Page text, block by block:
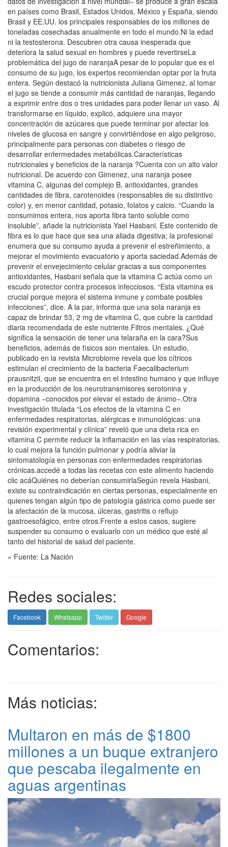
en países como Brasil, Estados Unidos, México y España, siendo
Brasil y EE.UU. los principales responsables de los millones de
toneladas cosechadas anualmente en todo el mundo.Ni la edad
ni la testosterona. Descubren otra causa inesperada que
deteriora la salud sexual en hombres y puede revertirseLa
problemática del jugo de naranjaA pesar de lo popular que es el
consumo de su jugo, los expertos recomiendan optar por la fruta
entera. Según destacó la nutricionista Juliana Gimenez, al tomar
el jugo se tiende a consumir más cantidad de naranjas, llegando
a exprimir entre dos o tres unidades para poder llenar un vaso. Al
transformarse en líquido, explicó, adquiere una mayor
concentración de azúcares que puede terminar por afectar los
niveles de glucosa en sangre y convirtiéndose en algo peligroso,
principalmente para personas con diabetes o riesgo de
desarrollar enfermedades metabólicas.Características
nutricionales y beneficios de la naranja ?Cuenta con un alto valor
nutricional. De acuerdo con Gimenez, una naranja posee
vitamina C, algunas del complejo B, antioxidantes, grandes
cantidades de fibra, carotenoides (responsables de su distintivo
color) y, en menor cantidad, potasio, folatos y calcio. “Cuando la
consumimos entera, nos aporta fibra tanto soluble como
insoluble”, añade la nutricionista Yael Hasbani. Este contenido de
fibra es lo que hace que sea una aliada digestiva; la profesional
enumera que su consumo ayuda a prevenir el estreñimiento, a
mejorar el movimiento evacuatorio y aporta saciedad.Además de
prevenir el envejecimiento celular gracias a sus componentes
antioxidantes, Hasbani señala que la vitamina C actúa como un
escudo protector contra procesos infecciosos. “Esta vitamina es
crucial porque mejora el sistema inmune y combate posibles
infecciones”, dice. A la par, informa que una sola naranja es
capaz de brindar 53, 2 mg de vitamina C, que cubre la cantidad
diaria recomendada de este nutriente.Filtros mentales. ¿Qué
significa la sensación de tener una telaraña en la cara?Sus
beneficios, además de físicos son mentales. Un estudio,
publicado en la revista Microbiome revela que los cítricos
estimulan el crecimiento de la bacteria Faecalibacterium
prausnitzii, que se encuentra en el intestino humano y que influye
en la producción de los neurotransmisores serotonina y
dopamina −conocidos por elevar el estado de ánimo−.Otra
investigación titulada “Los efectos de la vitamina C en
enfermedades respiratorias, alérgicas e inmunológicas: una
revisión experimental y clínica” reveló que una dieta rica en
vitamina C permite reducir la inflamación en las vías respiratorias,
lo cual mejora la función pulmonar y podría aliviar la
sintomatología en personas con enfermedades respiratorias
crónicas.accedé a todas las recetas con este alimento haciendo
clic acáQuiénes no deberían consumirlaSegún revela Hasbani,
existe su contraindicación en ciertas personas, especialmente en
quienes tengan algún tipo de patología gástrica como puede ser
la afectación de la mucosa, úlceras, gastritis o reflujo
gastroesofágico, entre otros.Frente a estos casos, sugiere
suspender su consumo o evaluarlo con un médico que esté al
tanto del historial de salud del paciente.
» Fuente: La Nación
Redes sociales:
Facebook Whatsapp Twitter Google
Comentarios:
Más noticias:
Multaron en más de $1800
millones a un buque extranjero
que pescaba ilegalmente en
aguas argentinas